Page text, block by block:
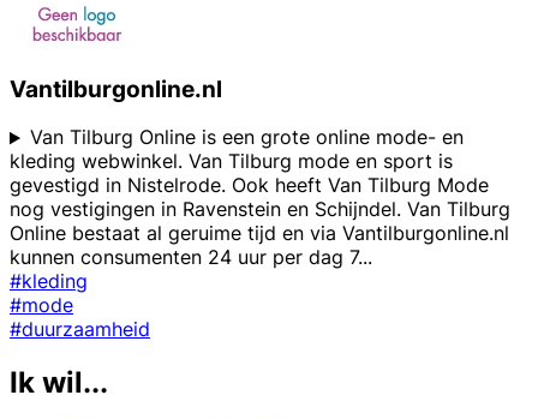
Vantilburgonline.nl
Van Tilburg Online is een grote online mode- en
kleding webwinkel. Van Tilburg mode en sport is
gevestigd in Nistelrode. Ook heeft Van Tilburg Mode
nog vestigingen in Ravenstein en Schijndel. Van Tilburg
Online bestaat al geruime tijd en via Vantilburgonline.nl
kunnen consumenten 24 uur per dag 7...
#kleding
#mode
#duurzaamheid
Ik wil...